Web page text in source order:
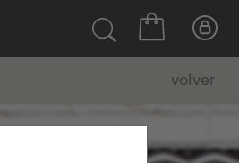
volver